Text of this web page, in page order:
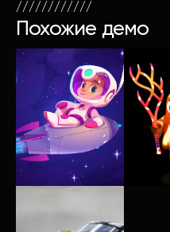
////////////
Похожие демо